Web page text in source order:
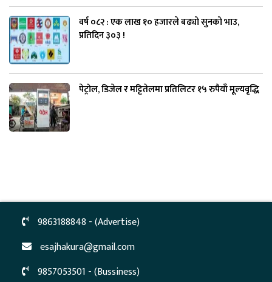
वर्ष ०८२ : एक लाख १० हजारले बढ्यो सुनको भाउ,
प्रतिदिन ३०३ !
पेट्रोल, डिजेल र मट्टितेलमा प्रतिलिटर १५ रुपैयाँ मूल्यवृद्धि
9863188848 - (Advertise)
esajhakura@gmail.com
9857053501 - (Bussiness)